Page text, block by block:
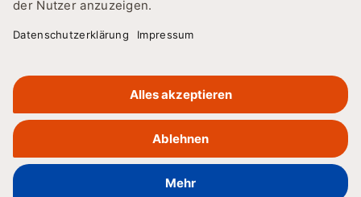
ZURÜCK
SRH - Ein zuverlässiger
Verbund
Du hast die Wahl: studiere an einer unserer 4
Hochschulen oder an unserer Universität im SRH Verbund!